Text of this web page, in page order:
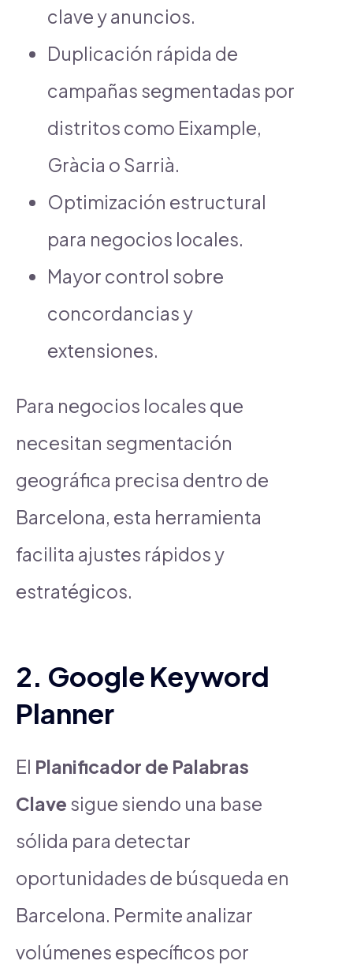
clave y anuncios.
Duplicación rápida de
campañas segmentadas por
distritos como Eixample,
Gràcia o Sarrià.
Optimización estructural
para negocios locales.
Mayor control sobre
concordancias y
extensiones.
Para negocios locales que
necesitan segmentación
geográfica precisa dentro de
Barcelona, esta herramienta
facilita ajustes rápidos y
estratégicos.
2. Google Keyword
Planner
El Planificador de Palabras
Clave sigue siendo una base
sólida para detectar
oportunidades de búsqueda en
Barcelona. Permite analizar
volúmenes específicos por